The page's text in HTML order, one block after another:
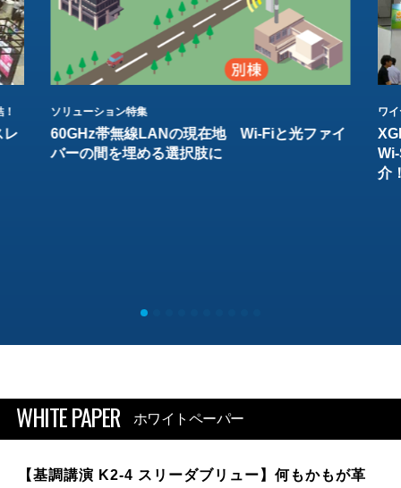
レ
ソリューション特集
60GHz帯無線LANの現在地 Wi-Fiと光ファイ
バーの間を埋める選択肢に
ワ
介
WHITE PAPER ホワイトペーパー
【基調講演 K2-4 スリーダブリュー】何もかもが革